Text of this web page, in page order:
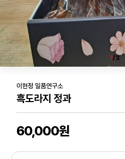
1/3
이현정 일품연구소
흑도라지 정과
60,000원